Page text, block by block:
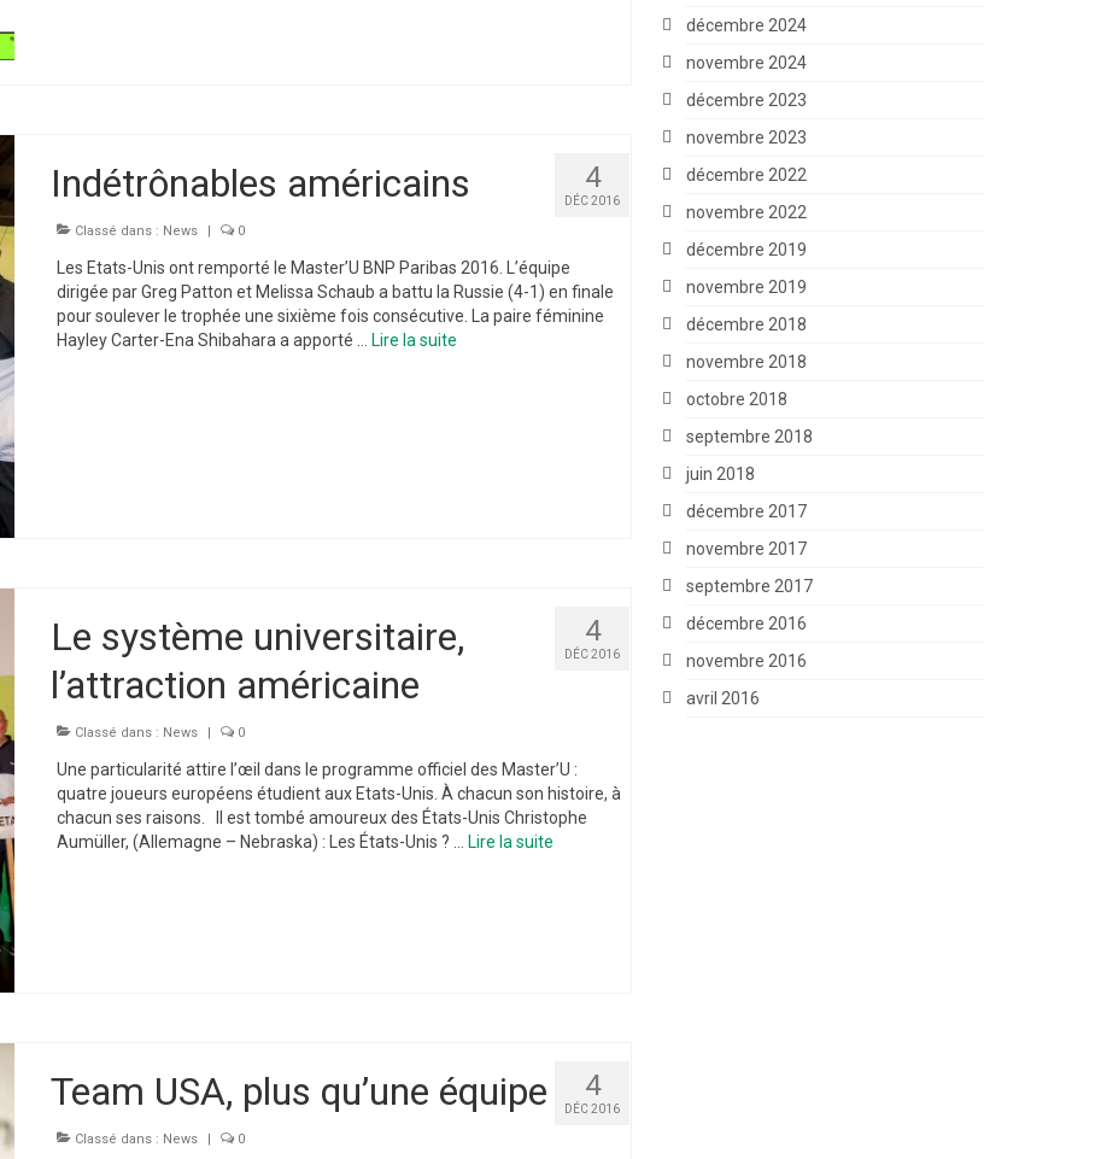
4
DÉC 2016
Indétrônables américains
Classé dans : News | 0
Les Etats-Unis ont remporté le Master’U BNP Paribas 2016. L’équipe
dirigée par Greg Patton et Melissa Schaub a battu la Russie (4-1) en finale
pour soulever le trophée une sixième fois consécutive. La paire féminine
Hayley Carter-Ena Shibahara a apporté … Lire la suite­­
4
DÉC 2016
Le système universitaire,
l’attraction américaine
Classé dans : News 0
Une particularité attire l’œil dans le programme officiel des Master’U :
quatre joueurs européens étudient aux Etats-Unis. À chacun son histoire, à
chacun ses raisons. Il est tombé amoureux des États-Unis Christophe
Aumüller, (Allemagne – Nebraska) : Les États-Unis ? … Lire la suite­­
4
DÉC 2016
Team USA, plus qu’une équipe
Classé dans : News 0
décembre 2024
novembre 2024
décembre 2023
novembre 2023
décembre 2022
novembre 2022
décembre 2019
novembre 2019
décembre 2018
novembre 2018
octobre 2018
septembre 2018
juin 2018
décembre 2017
novembre 2017
septembre 2017
décembre 2016
novembre 2016
avril 2016